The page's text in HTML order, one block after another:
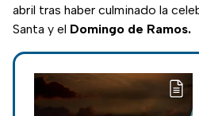
abril tras haber culminado la
Santa y el Domingo de Ramos.